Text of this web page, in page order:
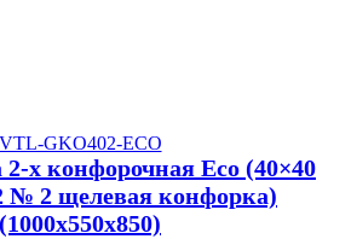
VTL-GKO402-ECO
2-х конфорочная Eco (40×40
№ 2 щелевая конфорка)
(1000x550x850)